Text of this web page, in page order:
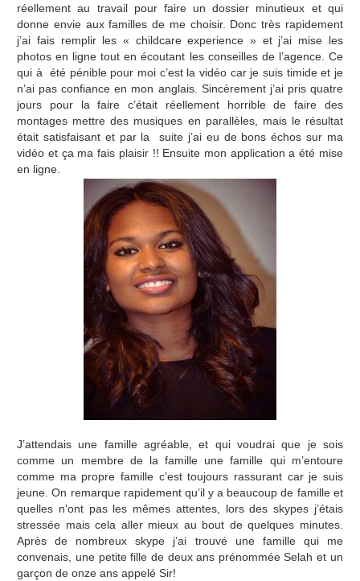
réellement au travail pour faire un dossier minutieux et qui
donne envie aux familles de me choisir. Donc très rapidement
j’ai fais remplir les « childcare experience » et j’ai mise les
photos en ligne tout en écoutant les conseilles de l’agence. Ce
qui à été pénible pour moi c’est la vidéo car je suis timide et je
n’ai pas confiance en mon anglais. Sincèrement j’ai pris quatre
jours pour la faire c’était réellement horrible de faire des
montages mettre des musiques en parallèles, mais le résultat
était satisfaisant et par la suite j’ai eu de bons échos sur ma
vidéo et ça ma fais plaisir !! Ensuite mon application a été mise
en ligne.
J’attendais une famille agréable, et qui voudrai que je sois
comme un membre de la famille une famille qui m’entoure
comme ma propre famille c’est toujours rassurant car je suis
jeune. On remarque rapidement qu’il y a beaucoup de famille et
quelles n’ont pas les mêmes attentes, lors des skypes j’étais
stressée mais cela aller mieux au bout de quelques minutes.
Après de nombreux skype j’ai trouvé une famille qui me
convenais, une petite fille de deux ans prénommée Selah et un
garçon de onze ans appelé Sir!